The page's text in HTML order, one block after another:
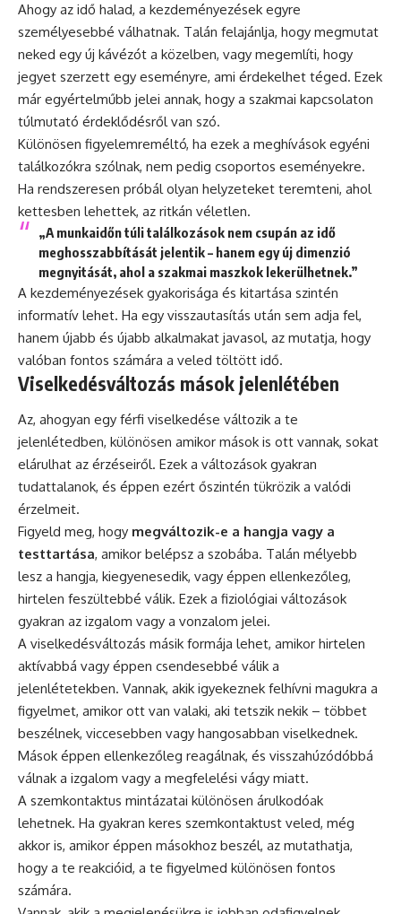
Ahogy az idő halad, a kezdeményezések egyre
személyesebbé válhatnak. Talán felajánlja, hogy megmutat
neked egy új kávézót a közelben, vagy megemlíti, hogy
jegyet szerzett egy eseményre, ami érdekelhet téged. Ezek
már egyértelműbb jelei annak, hogy a szakmai kapcsolaton
túlmutató érdeklődésről van szó.
Különösen figyelemreméltó, ha ezek a meghívások egyéni
találkozókra szólnak, nem pedig csoportos eseményekre.
Ha rendszeresen próbál olyan helyzeteket teremteni, ahol
kettesben lehettek, az ritkán véletlen.
„A munkaidőn túli találkozások nem csupán az idő
meghosszabbítását jelentik – hanem egy új dimenzió
megnyitását, ahol a szakmai maszkok lekerülhetnek.”
A kezdeményezések gyakorisága és kitartása szintén
informatív lehet. Ha egy visszautasítás után sem adja fel,
hanem újabb és újabb alkalmakat javasol, az mutatja, hogy
valóban fontos számára a veled töltött idő.
Viselkedésváltozás mások jelenlétében
Az, ahogyan egy férfi viselkedése változik a te
jelenlétedben, különösen amikor mások is ott vannak, sokat
elárulhat az érzéseiről. Ezek a változások gyakran
tudattalanok, és éppen ezért őszintén tükrözik a valódi
érzelmeit.
Figyeld meg, hogy megváltozik-e a hangja vagy a
testtartása, amikor belépsz a szobába. Talán mélyebb
lesz a hangja, kiegyenesedik, vagy éppen ellenkezőleg,
hirtelen feszültebbé válik. Ezek a fiziológiai változások
gyakran az izgalom vagy a vonzalom jelei.
A viselkedésváltozás másik formája lehet, amikor hirtelen
aktívabbá vagy éppen csendesebbé válik a
jelenlétetekben. Vannak, akik igyekeznek felhívni magukra a
figyelmet, amikor ott van valaki, aki tetszik nekik – többet
beszélnek, viccesebben vagy hangosabban viselkednek.
Mások éppen ellenkezőleg reagálnak, és visszahúzódóbbá
válnak a izgalom vagy a megfelelési vágy miatt.
A szemkontaktus mintázatai különösen árulkodóak
lehetnek. Ha gyakran keres szemkontaktust veled, még
akkor is, amikor éppen másokhoz beszél, az mutathatja,
hogy a te reakcióid, a te figyelmed különösen fontos
számára.